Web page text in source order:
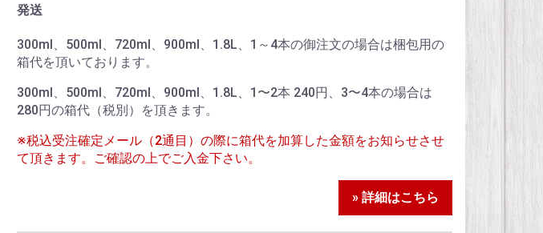
発送
300ml、500ml、720ml、900ml、1.8L、1～4本の御注文の場合は梱包用の
箱代を頂いております。
300ml、500ml、720ml、900ml、1.8L、1〜2本 240円、3〜4本の場合は
280円の箱代（税別）を頂きます。
※税込受注確定メール（2通目）の際に箱代を加算した金額をお知らせさせ
て頂きます。ご確認の上でご入金下さい。
» 詳細はこちら